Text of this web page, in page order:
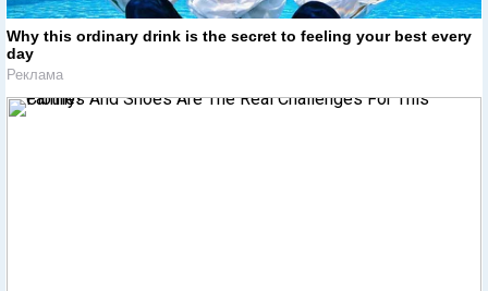
Why this ordinary drink is the secret to feeling your best every
day
Реклама